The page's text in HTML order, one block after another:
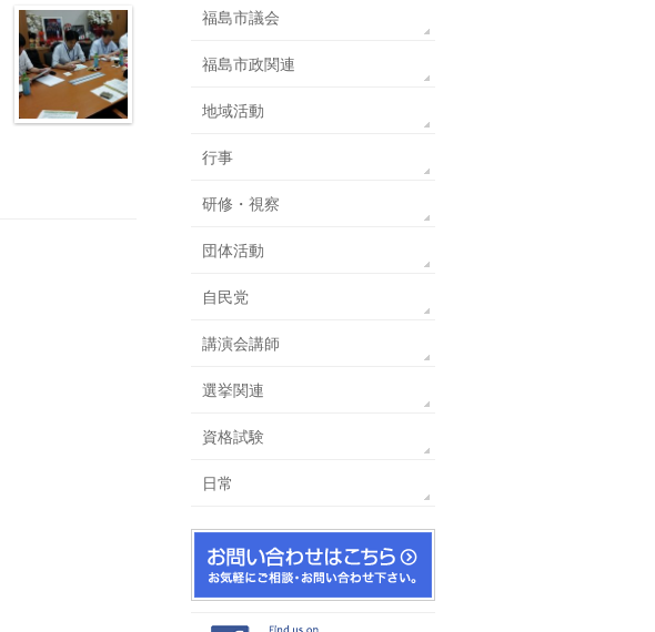
福島市議会
福島市政関連
地域活動
行事
研修・視察
団体活動
自民党
講演会講師
選挙関連
資格試験
日常